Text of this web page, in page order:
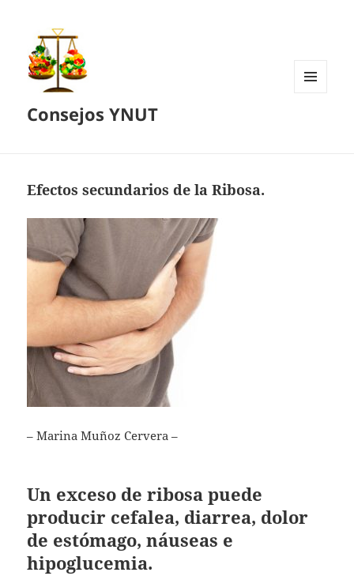
Consejos YNUT
Efectos secundarios de la Ribosa.
– Marina Muñoz Cervera –
Un exceso de ribosa puede
producir cefalea, diarrea, dolor
de estómago, náuseas e
hipoglucemia.